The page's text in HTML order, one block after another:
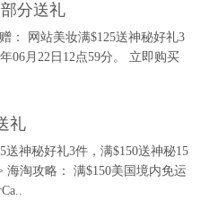
分送礼
： 网站美妆满$125送神秘好礼3
06月22日12点59分。 立即购买
礼
送神秘好礼3件，满$150送神秘15
海淘攻略： 满$150美国境内免运